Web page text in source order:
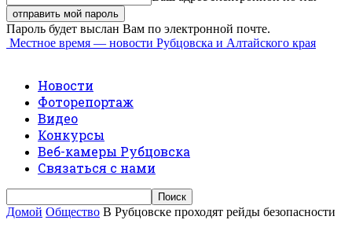
Пароль будет выслан Вам по электронной почте.
Местное время — новости Рубцовска и Алтайского края
Новости
Фоторепортаж
Видео
Конкурсы
Веб-камеры Рубцовска
Связаться с нами
Домой Общество В Рубцовске проходят рейды безопасности